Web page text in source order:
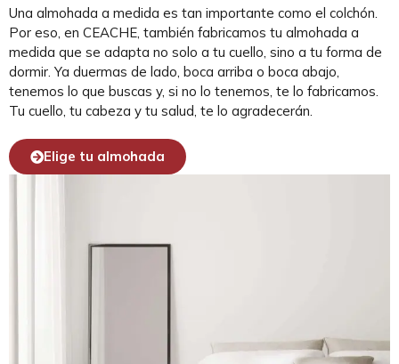
Una almohada a medida es tan importante como el colchón.
Por eso, en CEACHE, también fabricamos tu almohada a
medida que se adapta no solo a tu cuello, sino a tu forma de
dormir. Ya duermas de lado, boca arriba o boca abajo,
tenemos lo que buscas y, si no lo tenemos, te lo fabricamos.
Tu cuello, tu cabeza y tu salud, te lo agradecerán.
Elige tu almohada